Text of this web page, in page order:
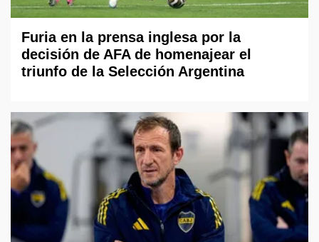
Furia en la prensa inglesa por la
decisión de AFA de homenajear el
triunfo de la Selección Argentina